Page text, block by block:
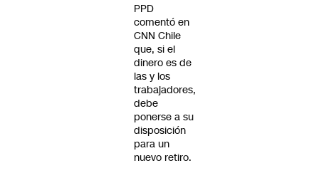
PPD
comentó en
CNN Chile
que, si el
dinero es de
las y los
trabajadores,
debe
ponerse a su
disposición
para un
nuevo retiro.